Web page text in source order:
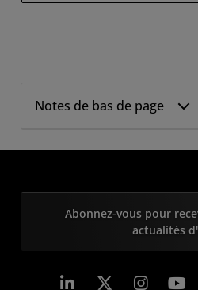
Notes de bas de page
Abonnez-vous pour
actualités
LinkedIn